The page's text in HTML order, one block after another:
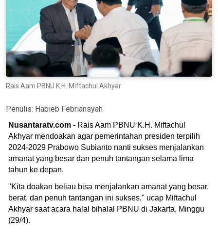
Rais Aam PBNU K.H. Miftachul Akhyar
Penulis: Habieb Febriansyah
Nusantaratv.com - Rais Aam PBNU K.H. Miftachul
Akhyar mendoakan agar pemerintahan presiden terpilih
2024-2029 Prabowo Subianto nanti sukses menjalankan
amanat yang besar dan penuh tantangan selama lima
tahun ke depan.
"Kita doakan beliau bisa menjalankan amanat yang besar,
berat, dan penuh tantangan ini sukses," ucap Miftachul
Akhyar saat acara halal bihalal PBNU di Jakarta, Minggu
(29/4).